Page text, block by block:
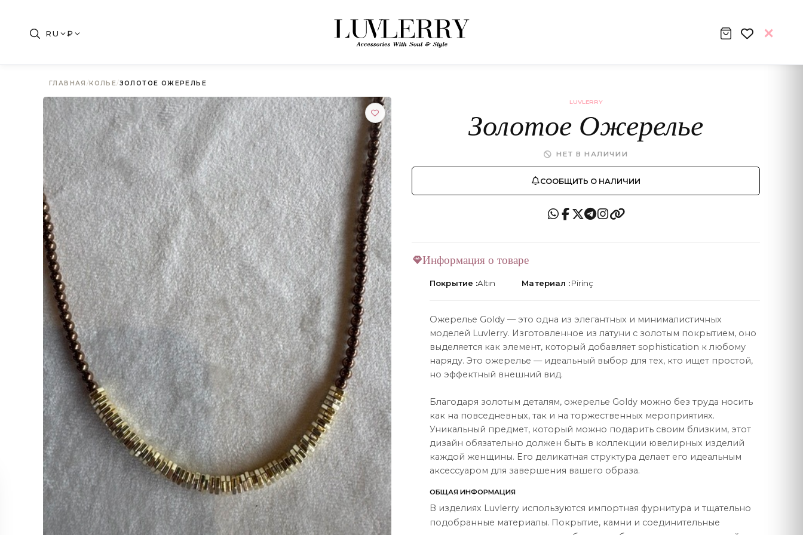
Присоединяйтесь к миру Luvlerry
Узнавайте первыми о новинках и акциях.
ПОДПИСАТЬСЯ
ОБСЛУЖИВАНИЕ
Связаться с нами
Отслеживание заказа
Возврат и отмена
Точки продаж
КОЛЛЕКЦИЯ
Колье
Серьги
Кольца
Браслеты
Все товары
О НАС
О нас
Связаться с нами
Instagram
WhatsApp
ПРАВОВАЯ
Политика конфиденциальности
Защита данных
Политика cookie
RU ₽
ГЛАВНАЯ /КОЛЬЕ/ЗОЛОТОЕ ОЖЕРЕЛЬЕ
LUVLERRY
Золотое Ожерелье
НЕТ В НАЛИЧИИ
СООБЩИТЬ О НАЛИЧИИ
Информация о товаре
Покрытие :Altın Материал :Pirinç
Ожерелье Goldy — это одна из элегантных и минималистичных
моделей Luvlerry. Изготовленное из латуни с золотым покрытием, оно
выделяется как элемент, который добавляет sophistication к любому
наряду. Это ожерелье — идеальный выбор для тех, кто ищет простой,
но эффектный внешний вид.
Благодаря золотым деталям, ожерелье Goldy можно без труда носить
как на повседневных, так и на торжественных мероприятиях.
Уникальный предмет, который можно подарить своим близким, этот
дизайн обязательно должен быть в коллекции ювелирных изделий
каждой женщины. Его деликатная структура делает его идеальным
аксессуаром для завершения вашего образа.
ОБЩАЯ ИНФОРМАЦИЯ
В изделиях Luvlerry используются импортная фурнитура и тщательно
подобранные материалы. Покрытие, камни и соединительные